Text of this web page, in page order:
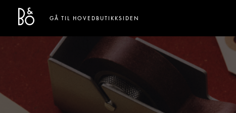
Bang & Olufsen - Exist to Create
Link Opens in New Tab
GÅ TIL HOVEDBUTIKKSIDEN